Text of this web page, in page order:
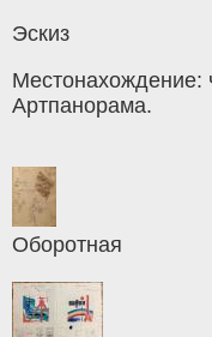
Эскиз
Местонахождение:
Артпанорама.
Оборотная